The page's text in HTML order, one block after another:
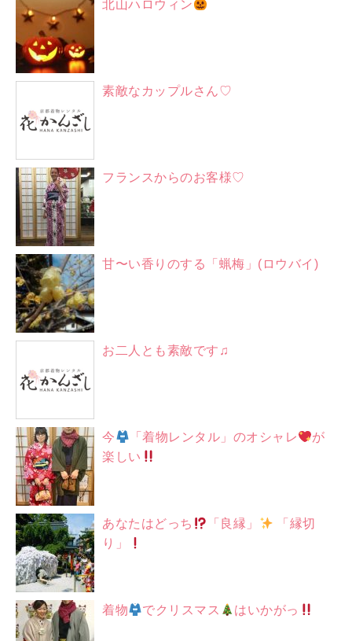
北山ハロウィン
素敵なカップルさん♡
フランスからのお客様♡
甘〜い香りのする「蝋梅」(ロウバイ)
お二人とも素敵です♫
今 「着物レンタル」のオシャレ
が
楽しい
あなたはどっち 「良縁」
「縁切
り」
着物 でクリスマス はいかがっ